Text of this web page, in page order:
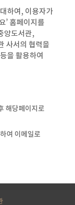
하여, 이용자가
’ 홈페이지를
앙도서관,
사서의 협력을
을 활용하여
해당페이지로
여 이메일로